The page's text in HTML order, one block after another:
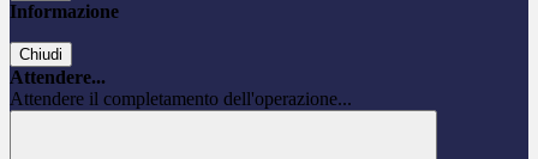
Informazione
Chiudi
Attendere...
Attendere il completamento dell'operazione...